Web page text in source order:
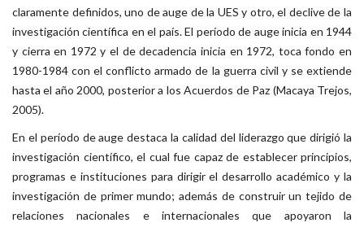
claramente definidos, uno de auge de la UES y otro, el declive de la
investigación científica en el país. El período de auge inicia en 1944
y cierra en 1972 y el de decadencia inicia en 1972, toca fondo en
1980-1984 con el conflicto armado de la guerra civil y se extiende
hasta el año 2000, posterior a los Acuerdos de Paz (Macaya Trejos,
2005).
En el período de auge destaca la calidad del liderazgo que dirigió la
investigación científico, el cual fue capaz de establecer principios,
programas e instituciones para dirigir el desarrollo académico y la
investigación de primer mundo; además de construir un tejido de
relaciones nacionales e internacionales que apoyaron la